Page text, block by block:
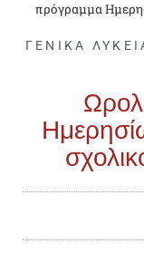
πρόγραμμα
ΓΕΝΙΚΆ